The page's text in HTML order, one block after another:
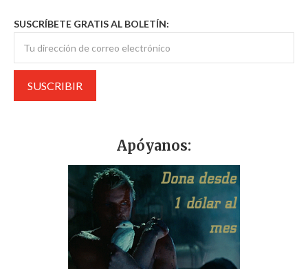
SUSCRÍBETE GRATIS AL BOLETÍN:
Apóyanos: